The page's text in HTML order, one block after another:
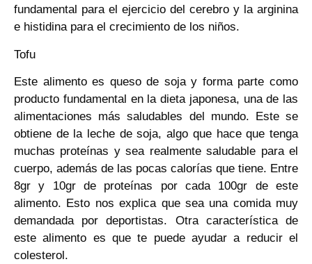
fundamental para el ejercicio del cerebro y la arginina
e histidina para el crecimiento de los niños.
Tofu
Este alimento es queso de soja y forma parte como
producto fundamental en la dieta japonesa, una de las
alimentaciones más saludables del mundo. Este se
obtiene de la leche de soja, algo que hace que tenga
muchas proteínas y sea realmente saludable para el
cuerpo, además de las pocas calorías que tiene. Entre
8gr y 10gr de proteínas por cada 100gr de este
alimento. Esto nos explica que sea una comida muy
demandada por deportistas. Otra característica de
este alimento es que te puede ayudar a reducir el
colesterol.